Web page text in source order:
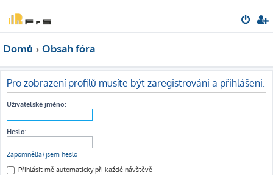
Domů Obsah fóra
Pro zobrazení profilů musíte být zaregistrováni a přihlášeni.
Uživatelské jméno:
Heslo:
Zapomněl(a) jsem heslo
Přihlásit mě automaticky při každé návštěvě